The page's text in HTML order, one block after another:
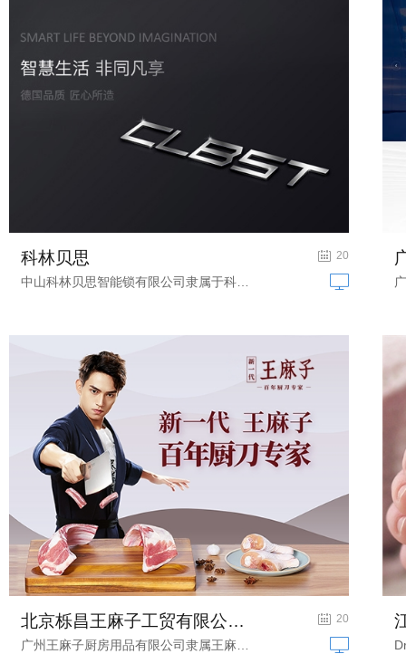
高档锁具网站建设
科林贝思 20
厨房用品网站建设 北京栎昌王麻子工贸有限公司网站建设项... 20